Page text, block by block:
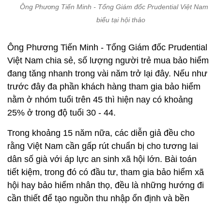
Ông Phương Tiến Minh - Tổng Giám đốc Prudential Việt Nam
biểu tại hội thảo
Ông Phương Tiến Minh - Tổng Giám đốc Prudential
Việt Nam chia sẻ, số lượng người trẻ mua bảo hiểm
đang tăng nhanh trong vài năm trở lại đây. Nếu như
trước đây đa phần khách hàng tham gia bảo hiểm
nằm ở nhóm tuổi trên 45 thì hiện nay có khoảng
25% ở trong độ tuổi 30 - 44.
Trong khoảng 15 năm nữa, các diễn giả đều cho
rằng Việt Nam cần gấp rút chuẩn bị cho tương lai
dân số già với áp lực an sinh xã hội lớn. Bài toán
tiết kiệm, trong đó có đầu tư, tham gia bảo hiểm xã
hội hay bảo hiểm nhân thọ, đều là những hướng đi
cần thiết để tạo nguồn thu nhập ổn định và bền